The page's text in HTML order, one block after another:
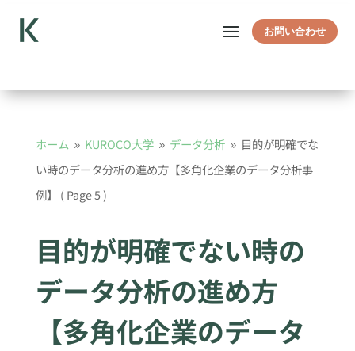
お問い合わせ
ホーム 9 KUROCO大学 9 データ分析 9 目的が明確でな
い時のデータ分析の進め方【多角化企業のデータ分析事
例】
( Page 5 )
目的が明確でない時の
データ分析の進め方
【多角化企業のデータ